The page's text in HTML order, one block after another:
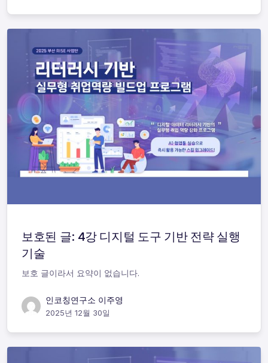
보호된 글: 4강 디지털 도구 기반 전략 실행
기술
보호 글이라서 요약이 없습니다.
인코칭연구소 이주영
2025년 12월 30일